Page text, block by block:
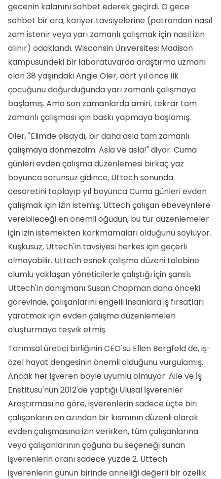
gecenin kalanını sohbet ederek geçirdi. O gece
sohbet bir ara, kariyer tavsiyelerine (patrondan nasıl
zam istenir veya yarı zamanlı çalışmak için nasıl izin
alınır) odaklandı. Wisconsin Üniversitesi Madison
kampüsündeki bir laboratuvarda araştırma uzmanı
olan 38 yaşındaki Angie Oler, dört yıl önce ilk
çocuğunu doğurduğunda yarı zamanlı çalışmaya
başlamış. Ama son zamanlarda amiri, tekrar tam
zamanlı çalışması için baskı yapmaya başlamış.
Oler, "Elimde olsaydı, bir daha asla tam zamanlı
çalışmaya dönmezdim. Asla ve asla!" diyor. Cuma
günleri evden çalışma düzenlemesi birkaç yaz
boyunca sorunsuz gidince, Uttech sonunda
cesaretini toplayıp yıl boyunca Cuma günleri evden
çalışmak için izin istemiş. Uttech çalışan ebeveynlere
verebileceği en önemli öğüdün, bu tür düzenlemeler
için izin istemekten korkmamaları olduğunu söylüyor.
Kuşkusuz, Uttech'in tavsiyesi herkes için geçerli
olmayabilir. Uttech esnek çalışma düzeni talebine
olumlu yaklaşan yöneticilerle çalıştığı için şanslı.
Uttech'in danışmanı Susan Chapman daha önceki
görevinde, çalışanlarını engelli insanlara iş fırsatları
yaratmak için evden çalışma düzenlemeleri
oluşturmaya teşvik etmiş.
Tarımsal üretici birliğinin CEO'su Ellen Bergfeld de, iş-
özel hayat dengesinin önemli olduğunu vurgulamış.
Ancak her işveren böyle uyumlu olmuyor. Aile ve İş
Enstitüsü'nün 2012'de yaptığı Ulusal İşverenler
Araştırması'na göre, işverenlerin sadece üçte biri
çalışanların en azından bir kısmının düzenli olarak
evden çalışmasına izin verirken, tüm çalışanlarına
veya çalışanlarının çoğuna bu seçeneği sunan
işverenlerin oranı sadece yüzde 2. Uttech
işverenlerin günün birinde anneliği değerli bir özellik